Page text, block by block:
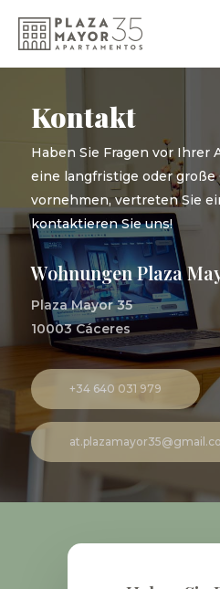
Hauptinhalt
Kontakt
Haben Sie Fragen vor Ihrer
eine langfristige oder
vornehmen, vertreten Sie
kontaktieren Sie uns!
Wohnungen Plaza
Plaza Mayor 35
10003 Cáceres
+34 640 031 979